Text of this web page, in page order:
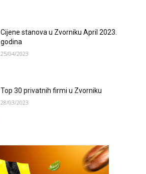
Cijene stanova u Zvorniku April 2023.
godina
25/04/2023
Top 30 privatnih firmi u Zvorniku
28/03/2023